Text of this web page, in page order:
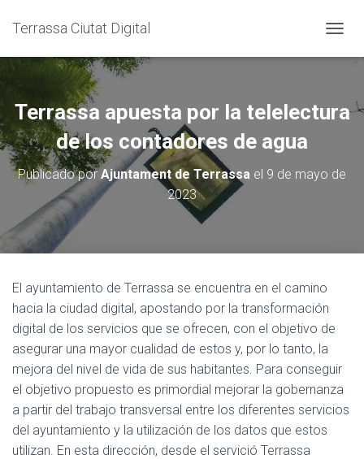
Terrassa Ciutat Digital
Terrassa apuesta por la telelectura
de los contadores de agua
Publicado por Ajuntament de Terrassa el 9 de mayo de
2023
El ayuntamiento de Terrassa se encuentra en el camino
hacia la ciudad digital, apostando por la transformación
digital de los servicios que se ofrecen, con el objetivo de
asegurar una mayor cualidad de estos y, por lo tanto, la
mejora del nivel de vida de sus habitantes. Para conseguir
el objetivo propuesto es primordial mejorar la gobernanza
a partir del trabajo transversal entre los diferentes servicios
del ayuntamiento y la utilización de los datos que estos
utilizan. En esta dirección, desde el servició Terrassa